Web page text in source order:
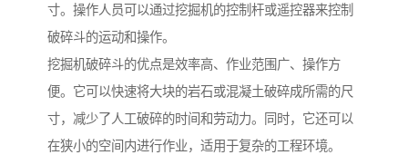
寸。操作人员可以通过挖掘机的控制杆或遥控器来控制
破碎斗的运动和操作。
挖掘机破碎斗的优点是效率高、作业范围广、操作方
便。它可以快速将大块的岩石或混凝土破碎成所需的尺
寸，减少了人工破碎的时间和劳动力。同时，它还可以
在狭小的空间内进行作业，适用于复杂的工程环境。